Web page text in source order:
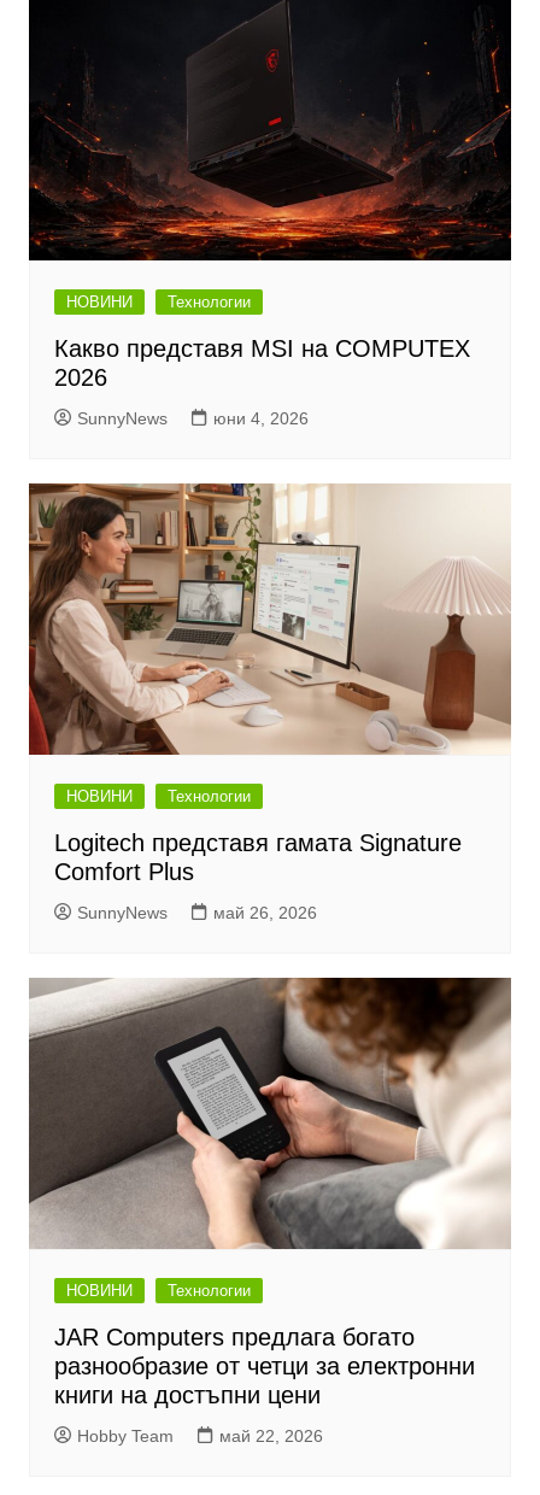
НОВИНИ Технологии
Какво представя MSI на COMPUTEX
2026
SunnyNews юни 4, 2026
НОВИНИ Технологии
Logitech представя гамата Signature
Comfort Plus
SunnyNews май 26, 2026
НОВИНИ Технологии
JAR Computers предлага богато
разнообразие от четци за електронни
книги на достъпни цени
Hobby Team май 22, 2026